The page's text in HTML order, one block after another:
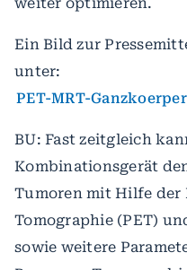
weiter optimieren.
Ein Bild zur
unter:
PET-MRT-
BU: Fast zeitgleich
Kombinationsgerät
Tumoren mit Hilfe der
Tomographie (PET)
sowie weitere